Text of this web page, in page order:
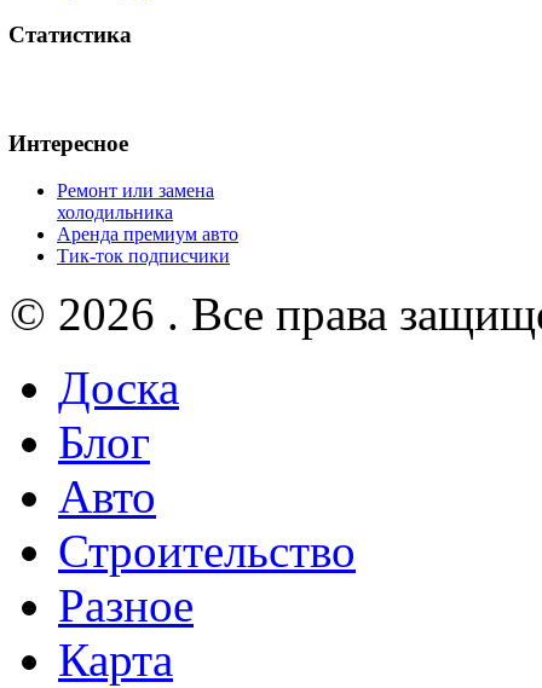
Статистика
Интересное
Ремонт или замена
холодильника
Аренда премиум авто
Тик-ток подписчики
© 2026 . Все права
Доска
Блог
Авто
Строительство
Разное
Карта